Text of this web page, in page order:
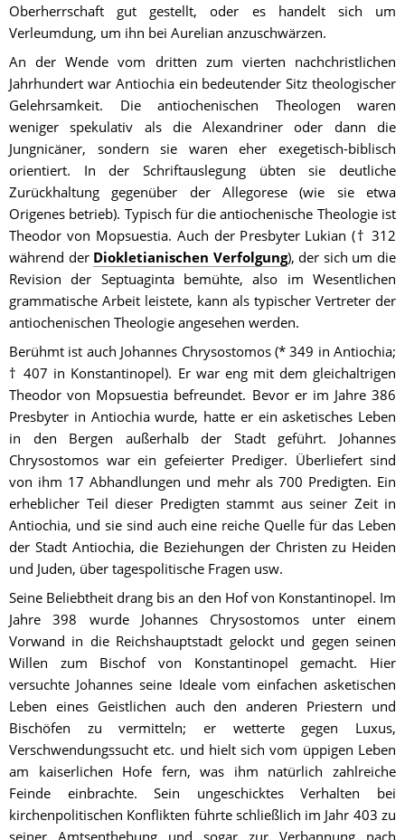
Oberherrschaft gut gestellt, oder es handelt sich um
Verleumdung, um ihn bei Aurelian anzuschwärzen.
An der Wende vom dritten zum vierten nachchristlichen
Jahrhundert war Antiochia ein bedeutender Sitz theologischer
Gelehrsamkeit. Die antiochenischen Theologen waren
weniger spekulativ als die Alexandriner oder dann die
Jungnicäner, sondern sie waren eher exegetisch-biblisch
orientiert. In der Schriftauslegung übten sie deutliche
Zurückhaltung gegenüber der Allegorese (wie sie etwa
Origenes betrieb). Typisch für die antiochenische Theologie ist
Theodor von Mopsuestia. Auch der Presbyter Lukian († 312
während der Diokletianischen Verfolgung), der sich um die
Revision der Septuaginta bemühte, also im Wesentlichen
grammatische Arbeit leistete, kann als typischer Vertreter der
antiochenischen Theologie angesehen werden.
Berühmt ist auch Johannes Chrysostomos (* 349 in Antiochia;
† 407 in Konstantinopel). Er war eng mit dem gleichaltrigen
Theodor von Mopsuestia befreundet. Bevor er im Jahre 386
Presbyter in Antiochia wurde, hatte er ein asketisches Leben
in den Bergen außerhalb der Stadt geführt. Johannes
Chrysostomos war ein gefeierter Prediger. Überliefert sind
von ihm 17 Abhandlungen und mehr als 700 Predigten. Ein
erheblicher Teil dieser Predigten stammt aus seiner Zeit in
Antiochia, und sie sind auch eine reiche Quelle für das Leben
der Stadt Antiochia, die Beziehungen der Christen zu Heiden
und Juden, über tagespolitische Fragen usw.
Seine Beliebtheit drang bis an den Hof von Konstantinopel. Im
Jahre 398 wurde Johannes Chrysostomos unter einem
Vorwand in die Reichshauptstadt gelockt und gegen seinen
Willen zum Bischof von Konstantinopel gemacht. Hier
versuchte Johannes seine Ideale vom einfachen asketischen
Leben eines Geistlichen auch den anderen Priestern und
Bischöfen zu vermitteln; er wetterte gegen Luxus,
Verschwendungssucht etc. und hielt sich vom üppigen Leben
am kaiserlichen Hofe fern, was ihm natürlich zahlreiche
Feinde einbrachte. Sein ungeschicktes Verhalten bei
kirchenpolitischen Konflikten führte schließlich im Jahr 403 zu
seiner Amtsenthebung und sogar zur Verbannung nach